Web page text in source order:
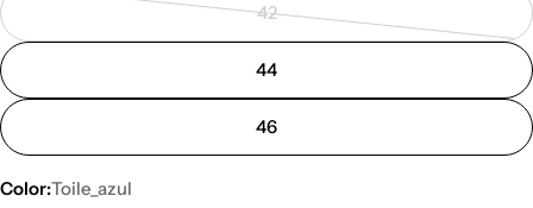
42
Variante
o
disponible
44
46
Color:Toile_azul